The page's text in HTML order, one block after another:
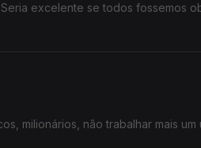
excelente se todos fossemos
milionários, não trabalhar mais um